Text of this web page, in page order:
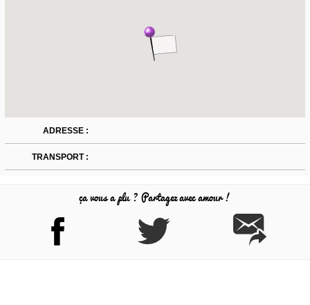
ADRESSE :
TRANSPORT :
ça vous a plu ? Partagez avec amour !